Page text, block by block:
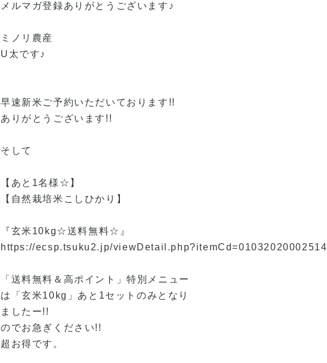
メルマガ登録ありがとうございます♪
ミノリ農産
U太です♪
早速新米ご予約いただいております!!
ありがとうございます!!
そして
【あと1名様☆】
【自然栽培米こしひかり】
『玄米10kg☆送料無料☆』
https://ecsp.tsuku2.jp/viewDetail.php?itemCd=01032020002514
「送料無料＆高ポイント」特別メニュー
は「玄米10kg」あと1セットのみとなり
ましたー!!
のでお急ぎください!!
超お得です。